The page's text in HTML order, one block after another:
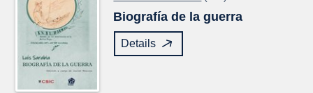
Biografía de la guerra
Details